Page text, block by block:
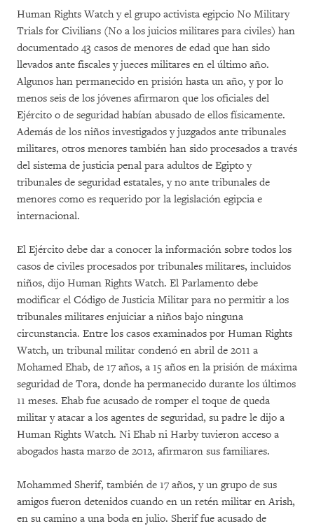
Human Rights Watch y el grupo activista egipcio No Military
Trials for Civilians (No a los juicios militares para civiles) han
documentado 43 casos de menores de edad que han sido
llevados ante fiscales y jueces militares en el último año.
Algunos han permanecido en prisión hasta un año, y por lo
menos seis de los jóvenes afirmaron que los oficiales del
Ejército o de seguridad habían abusado de ellos físicamente.
Además de los niños investigados y juzgados ante tribunales
militares, otros menores también han sido procesados a través
del sistema de justicia penal para adultos de Egipto y
tribunales de seguridad estatales, y no ante tribunales de
menores como es requerido por la legislación egipcia e
internacional.
El Ejército debe dar a conocer la información sobre todos los
casos de civiles procesados por tribunales militares, incluidos
niños, dijo Human Rights Watch. El Parlamento debe
modificar el Código de Justicia Militar para no permitir a los
tribunales militares enjuiciar a niños bajo ninguna
circunstancia. Entre los casos examinados por Human Rights
Watch, un tribunal militar condenó en abril de 2011 a
Mohamed Ehab, de 17 años, a 15 años en la prisión de máxima
seguridad de Tora, donde ha permanecido durante los últimos
11 meses. Ehab fue acusado de romper el toque de queda
militar y atacar a los agentes de seguridad, su padre le dijo a
Human Rights Watch. Ni Ehab ni Harby tuvieron acceso a
abogados hasta marzo de 2012, afirmaron sus familiares.
Mohammed Sherif, también de 17 años, y un grupo de sus
amigos fueron detenidos cuando en un retén militar en Arish,
en su camino a una boda en julio. Sherif fue acusado de